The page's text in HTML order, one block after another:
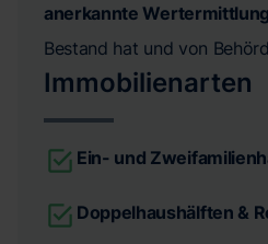
anerkannte Wertermittlung
Bestand hat und von
Immobilienarten
Ein- und
Doppelhaushälften &